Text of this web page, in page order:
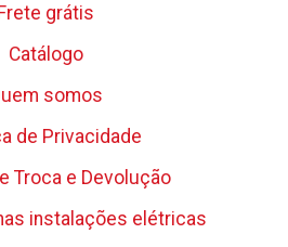
grátis
Catálogo
somos
de Privacidade
Troca e Devolução
instalações elétricas